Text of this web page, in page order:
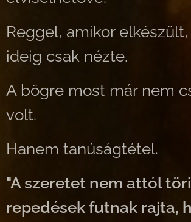
Reggel, amikor
ideig csak nézte.
A bögre most már nem
volt.
Hanem tanúságtétel.
"A szeretet nem attól
repedések futnak rajta,